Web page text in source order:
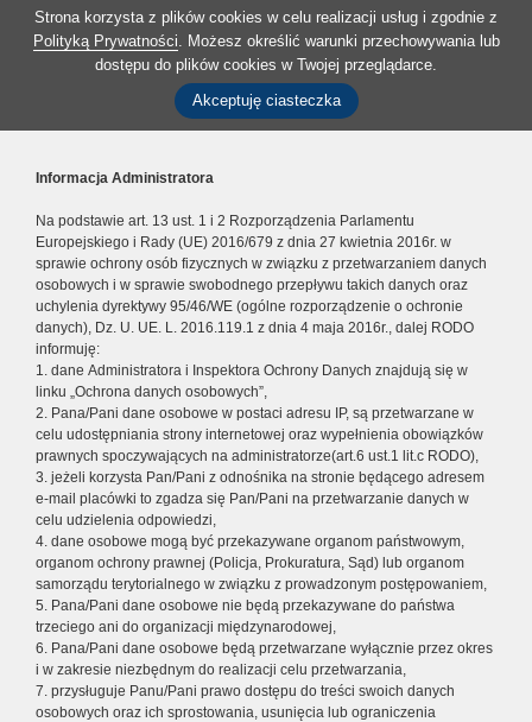
Strona korzysta z plików cookies w celu realizacji usług i zgodnie z
Polityką Prywatności. Możesz określić warunki przechowywania lub
dostępu do plików cookies w Twojej przeglądarce.
Akceptuję ciasteczka
Informacja Administratora
Na podstawie art. 13 ust. 1 i 2 Rozporządzenia Parlamentu
Europejskiego i Rady (UE) 2016/679 z dnia 27 kwietnia 2016r. w
sprawie ochrony osób fizycznych w związku z przetwarzaniem danych
osobowych i w sprawie swobodnego przepływu takich danych oraz
uchylenia dyrektywy 95/46/WE (ogólne rozporządzenie o ochronie
danych), Dz. U. UE. L. 2016.119.1 z dnia 4 maja 2016r., dalej RODO
informuję:
1. dane Administratora i Inspektora Ochrony Danych znajdują się w
linku „Ochrona danych osobowych”,
2. Pana/Pani dane osobowe w postaci adresu IP, są przetwarzane w
celu udostępniania strony internetowej oraz wypełnienia obowiązków
prawnych spoczywających na administratorze(art.6 ust.1 lit.c RODO),
3. jeżeli korzysta Pan/Pani z odnośnika na stronie będącego adresem
e-mail placówki to zgadza się Pan/Pani na przetwarzanie danych w
celu udzielenia odpowiedzi,
4. dane osobowe mogą być przekazywane organom państwowym,
organom ochrony prawnej (Policja, Prokuratura, Sąd) lub organom
samorządu terytorialnego w związku z prowadzonym postępowaniem,
5. Pana/Pani dane osobowe nie będą przekazywane do państwa
trzeciego ani do organizacji międzynarodowej,
6. Pana/Pani dane osobowe będą przetwarzane wyłącznie przez okres
i w zakresie niezbędnym do realizacji celu przetwarzania,
7. przysługuje Panu/Pani prawo dostępu do treści swoich danych
osobowych oraz ich sprostowania, usunięcia lub ograniczenia